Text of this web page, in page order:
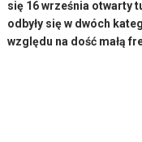
się 16 września otwarty
odbyły się w dwóch
względu na dość małą